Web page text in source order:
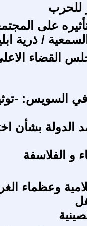
على
/ ذرية
القضاء
السويس: -
الدولة بشأن
و الفلاسفة